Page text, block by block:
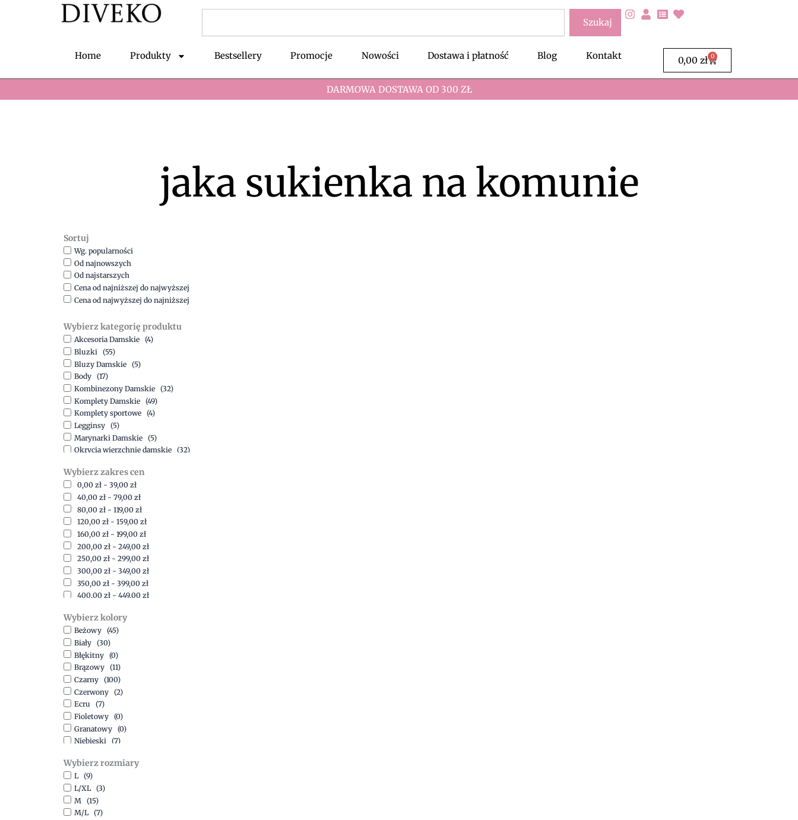
Szukaj
Home Produkty Bestsellery Promocje Nowości Dostawa i płatność Blog Kontakt 0,00 zł 0
Wózek
DARMOWA DOSTAWA OD 300 ZŁ
jaka sukienka na komunie
Sortuj
Wg. popularności
Od najnowszych
Od najstarszych
Cena od najniższej do najwyższej
Cena od najwyższej do najniższej
Wybierz kategorię produktu
Akcesoria Damskie (4)
Bluzki (55)
Bluzy Damskie (5)
Body (17)
Kombinezony Damskie (32)
Komplety Damskie (49)
Komplety sportowe (4)
Legginsy (5)
Marynarki Damskie (5)
Okrycia wierzchnie damskie (32)
Spodnie (15)
Sukienki (41)
Swetry Damskie (19)
Szorty (7)
Wybierz zakres cen
0,00 zł - 39,00 zł
40,00 zł - 79,00 zł
80,00 zł - 119,00 zł
120,00 zł - 159,00 zł
160,00 zł - 199,00 zł
200,00 zł - 249,00 zł
250,00 zł - 299,00 zł
300,00 zł - 349,00 zł
350,00 zł - 399,00 zł
400,00 zł - 449,00 zł
500,00zł-1500,00
Wybierz kolory
Beżowy (45)
Biały (30)
Błękitny (0)
Brązowy (11)
Czarny (100)
Czerwony (2)
Ecru
(7)
Fioletowy (0)
Granatowy (0)
Niebieski (7)
Pomarańczowy
(2)
Różowy
Srebrny
Szary
Turkusowy
Wybierz rozmiary
L (9)
L/XL (3)
M (15)
M/L (7)